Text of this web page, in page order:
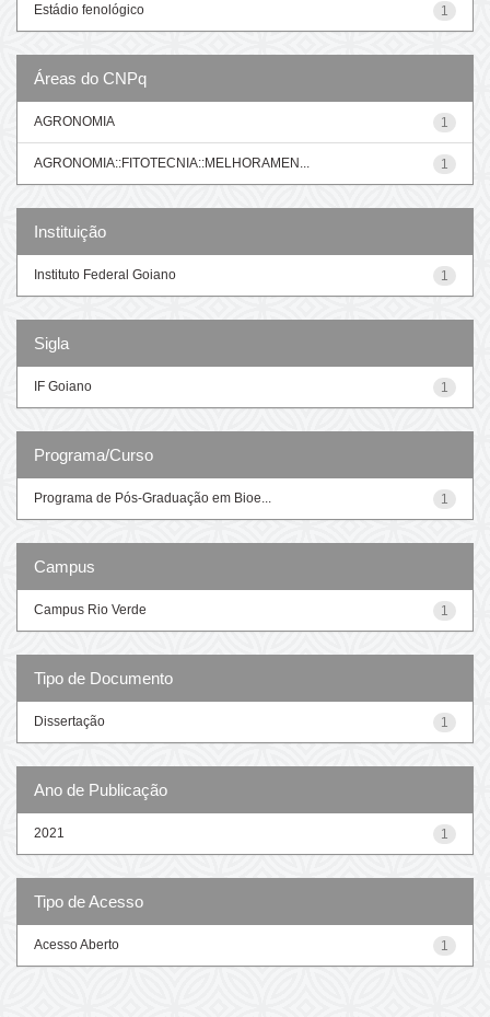
1
Estádio fenológico
Áreas do CNPq
1
AGRONOMIA
1
AGRONOMIA::FITOTECNIA::MELHORAMEN...
Instituição
1
Instituto Federal Goiano
Sigla
1
IF Goiano
Programa/Curso
1
Programa de Pós-Graduação em Bioe...
Campus
1
Campus Rio Verde
Tipo de Documento
1
Dissertação
Ano de Publicação
1
2021
Tipo de Acesso
1
Acesso Aberto